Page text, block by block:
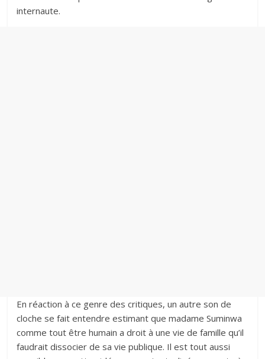
internaute.‎
En réaction à ce genre des critiques, un autre son de
cloche se fait entendre estimant que madame Suminwa
comme tout être humain a droit à une vie de famille qu’il
faudrait dissocier de sa vie publique. ‎Il est tout aussi